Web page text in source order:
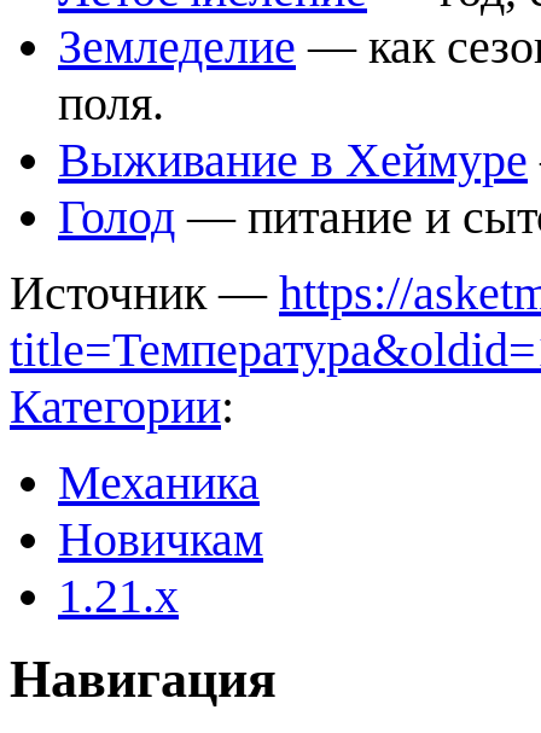
Земледелие — как
поля.
Выживание в Хеймуре
Голод — питание и
Источник — https://
Категории:
Механика
Новичкам
1.21.x
Навигация